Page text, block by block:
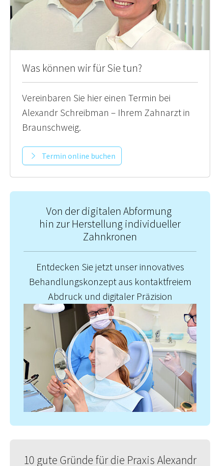
Was können wir für Sie tun?
Vereinbaren Sie hier einen Termin bei
Alexandr Schreibman – Ihrem Zahnarzt in
Braunschweig.
Termin online buchen
Von der digitalen Abformung
hin zur Herstellung individueller
Zahnkronen
Entdecken Sie jetzt unser innovatives
Behandlungskonzept aus kontaktfreiem
Abdruck und digitaler Präzision
10 gute Gründe für die Praxis Alexandr